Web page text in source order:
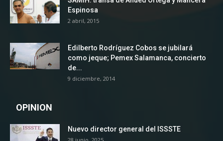
Espinosa
2 abril, 2015
Edilberto Rodríguez Cobos se jubilará
como jeque; Pemex Salamanca, concierto
de...
9 diciembre, 2014
OPINION
Nuevo director general del ISSSTE